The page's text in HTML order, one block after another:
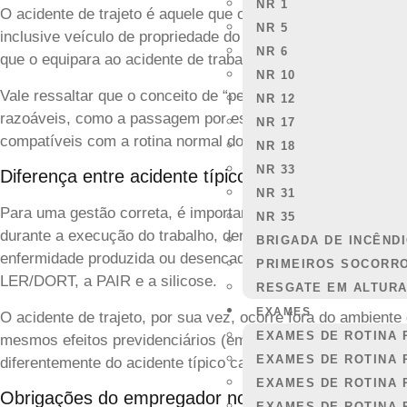
NR 1
NR 5
NR 6
NR 10
NR 12
NR 17
NR 18
NR 33
NR 31
NR 35
BRIGADA DE
PRIMEIROS
RESGATE EM ALTURA
EXAMES
EXAMES DE ROTINA
EXAMES DE ROTINA
EXAMES DE ROTINA
O acidente de trajeto é aquele que ocorre no percurso
inclusive veículo de propriedade do próprio trabalhador.
que o equipara ao acidente de trabalho típico para fins
Vale ressaltar que o conceito de “percurso” não se
razoáveis, como a passagem por escola para buscar
compatíveis com a rotina normal do trabalhador e não
Diferença entre acidente típico, acidente de
Para uma gestão correta, é importante compreender as
durante a execução do trabalho, dentro do horário e local
enfermidade produzida ou desencadeada pela atividade
LER/DORT, a PAIR e a silicose.
O acidente de trajeto, por sua vez, ocorre fora do
mesmos efeitos previdenciários (emissão de CAT,
diferentemente do acidente típico causado por
Obrigações do empregador no acidente de trajeto